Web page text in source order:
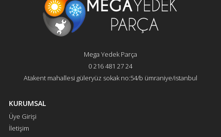
Mega Yedek Parça
0 216 481 27 24
Atakent mahallesi güleryüz sokak no:54/b ümraniye/istanbul
KURUMSAL
Üye Girişi
İletişim